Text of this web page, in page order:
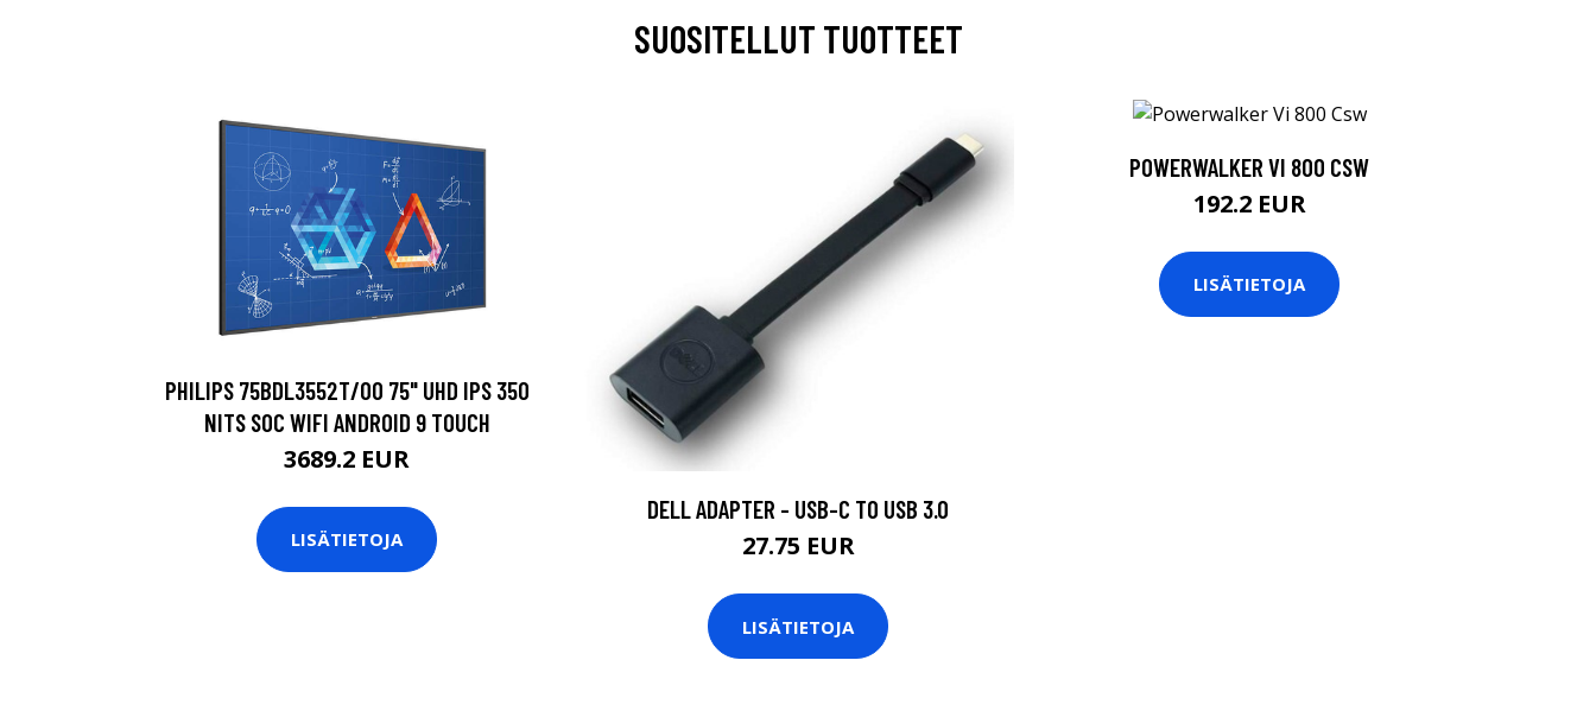
SUOSITELLUT TUOTTEET
PHILIPS 75BDL3552T/00 75" UHD IPS 350
NITS SOC WIFI ANDROID 9 TOUCH
3689.2 EUR
LISÄTIETOJA
DELL ADAPTER - USB-C TO USB 3.0
27.75 EUR
LISÄTIETOJA
POWERWALKER VI 800 CSW
192.2 EUR
LISÄTIETOJA